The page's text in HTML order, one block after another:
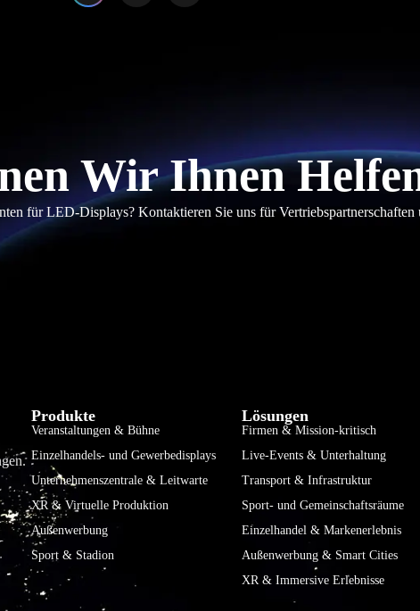
Wir Ihnen
für LED-Displays? Kontaktieren Sie uns für Vertriebspartnerschaften
Produkte
Veranstaltungen & Bühne
Einzelhandels- und Gewerbedisplays
Unternehmenszentrale & Leitwarte
XR & Virtuelle Produktion
Außenwerbung
Sport & Stadion
Lösungen
Firmen & Mission-kritisch
Live-Events & Unterhaltung
Transport & Infrastruktur
Sport- und Gemeinschaftsräume
Einzelhandel & Markenerlebnis
Außenwerbung & Smart Cities
XR & Immersive Erlebnisse